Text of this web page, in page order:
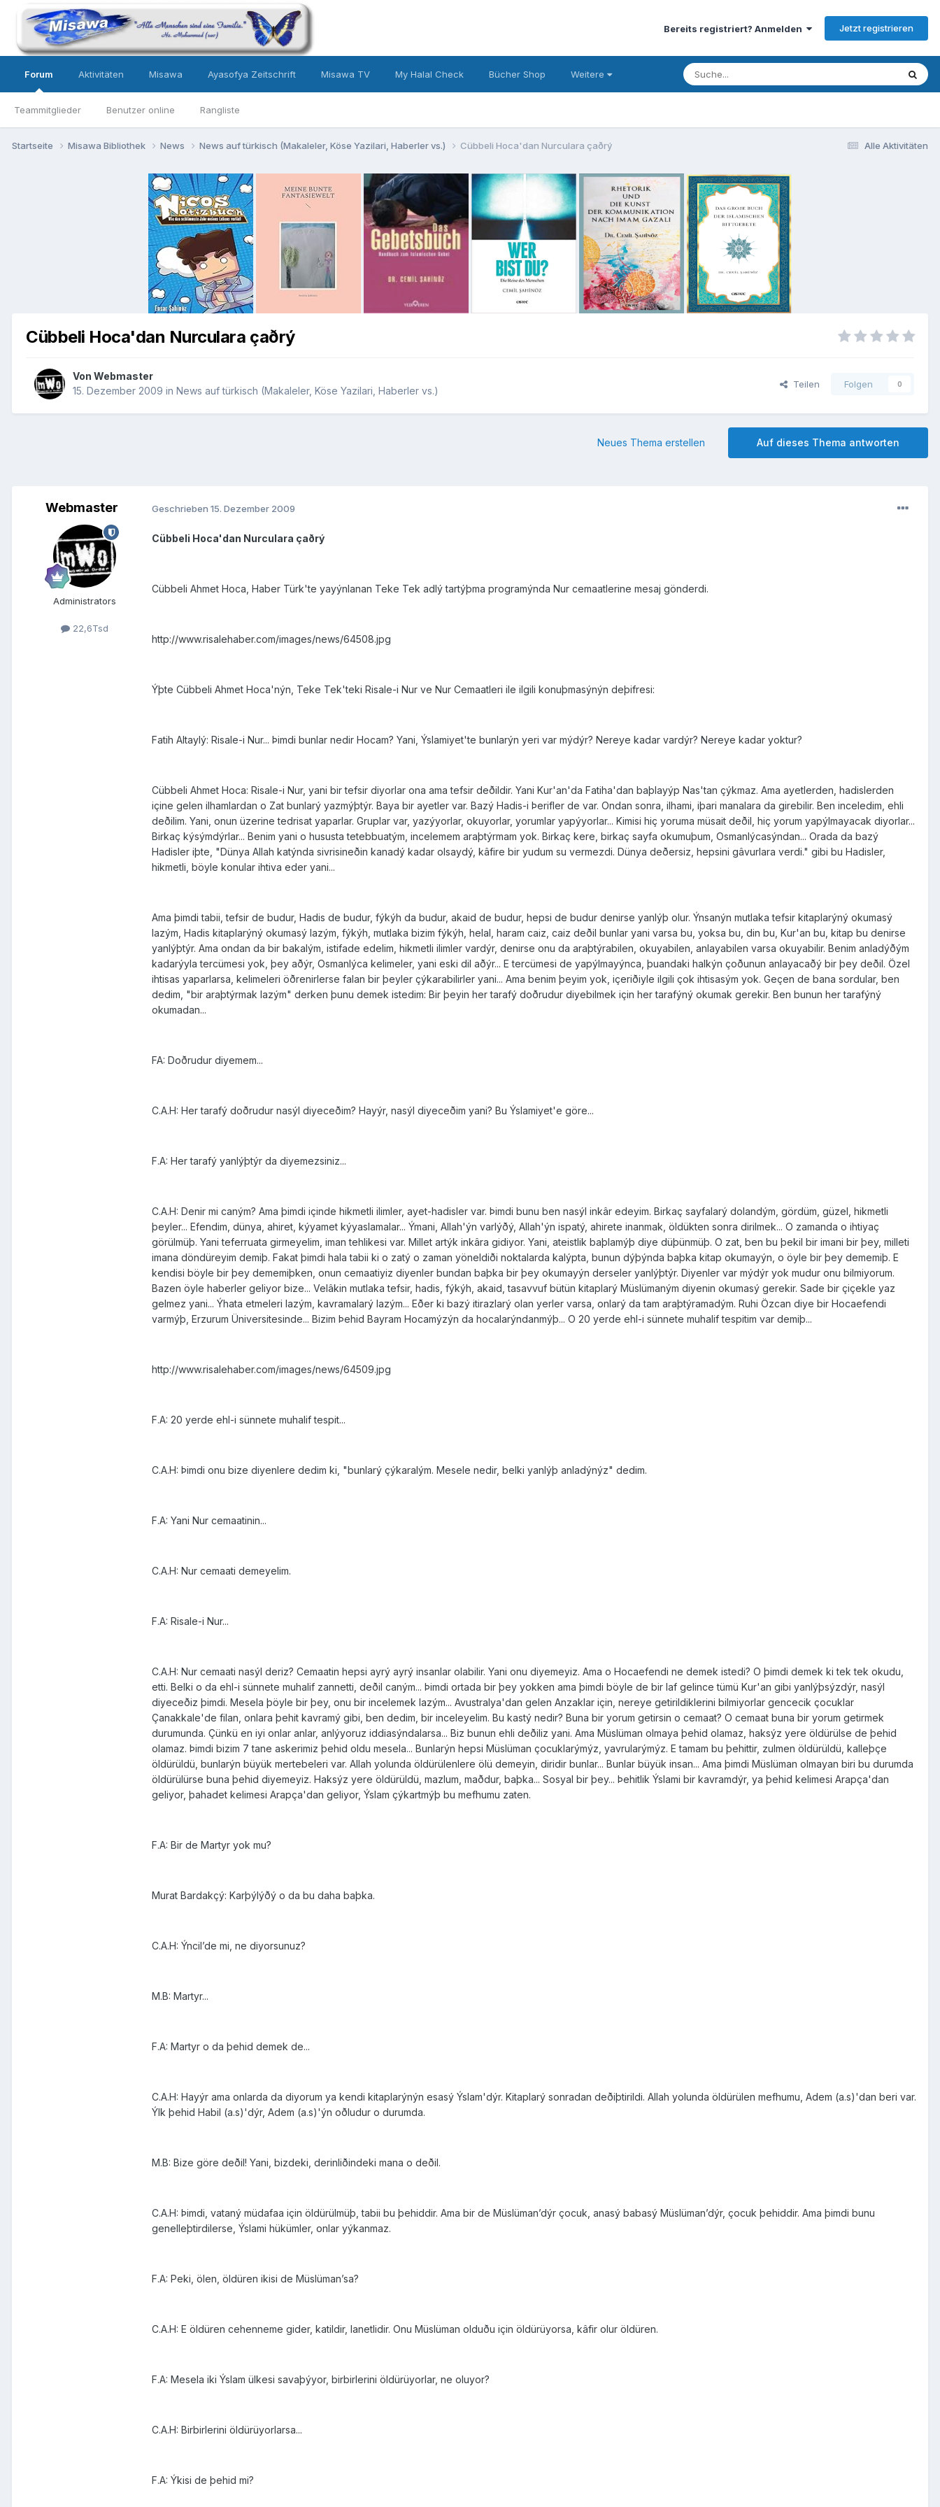
Bereits registriert? Anmelden Jetzt registrieren
Forum
Teammitglieder Benutzer online Rangliste
Aktivitäten Misawa Ayasofya Zeitschrift Misawa TV My Halal Check Bücher Shop Weitere
Alle Aktivitäten
Startseite Misawa Bibliothek News News auf türkisch (Makaleler, Köse Yazilari, Haberler vs.) Cübbeli Hoca'dan Nurculara çaðrý
Cübbeli Hoca'dan Nurculara çaðrý
Von Webmaster
15. Dezember 2009 in News auf türkisch (Makaleler, Köse Yazilari, Haberler vs.)
Teilen Folgen 0
Auf dieses Thema antworten
Neues Thema erstellen
Webmaster
Administrators
22,6Tsd
Geschrieben 15. Dezember 2009
Cübbeli Hoca'dan Nurculara çaðrý
Cübbeli Ahmet Hoca, Haber Türk'te yayýnlanan Teke Tek adlý tartýþma programýnda Nur cemaatlerine mesaj gönderdi.
http://www.risalehaber.com/images/news/64508.jpg
Ýþte Cübbeli Ahmet Hoca'nýn, Teke Tek'teki Risale-i Nur ve Nur Cemaatleri ile ilgili konuþmasýnýn deþifresi:
Fatih Altaylý: Risale-i Nur... Þimdi bunlar nedir Hocam? Yani, Ýslamiyet'te bunlarýn yeri var mýdýr? Nereye kadar vardýr? Nereye kadar yoktur?
Cübbeli Ahmet Hoca: Risale-i Nur, yani bir tefsir diyorlar ona ama tefsir deðildir. Yani Kur'an'da Fatiha'dan baþlayýp Nas'tan çýkmaz. Ama ayetlerden, hadislerden
içine gelen ilhamlardan o Zat bunlarý yazmýþtýr. Baya bir ayetler var. Bazý Hadis-i Þerifler de var. Ondan sonra, ilhami, iþari manalara da girebilir. Ben inceledim, ehli
deðilim. Yani, onun üzerine tedrisat yaparlar. Gruplar var, yazýyorlar, okuyorlar, yorumlar yapýyorlar... Kimisi hiç yoruma müsait deðil, hiç yorum yapýlmayacak diyorlar...
Birkaç kýsýmdýrlar... Benim yani o hususta tetebbuatým, incelemem araþtýrmam yok. Birkaç kere, birkaç sayfa okumuþum, Osmanlýcasýndan... Orada da bazý
Hadisler iþte, "Dünya Allah katýnda sivrisineðin kanadý kadar olsaydý, kâfire bir yudum su vermezdi. Dünya deðersiz, hepsini gâvurlara verdi." gibi bu Hadisler,
hikmetli, böyle konular ihtiva eder yani...
Ama þimdi tabii, tefsir de budur, Hadis de budur, fýkýh da budur, akaid de budur, hepsi de budur denirse yanlýþ olur. Ýnsanýn mutlaka tefsir kitaplarýný okumasý
lazým, Hadis kitaplarýný okumasý lazým, fýkýh, mutlaka bizim fýkýh, helal, haram caiz, caiz deðil bunlar yani varsa bu, yoksa bu, din bu, Kur'an bu, kitap bu denirse
yanlýþtýr. Ama ondan da bir bakalým, istifade edelim, hikmetli ilimler vardýr, denirse onu da araþtýrabilen, okuyabilen, anlayabilen varsa okuyabilir. Benim anladýðým
kadarýyla tercümesi yok, þey aðýr, Osmanlýca kelimeler, yani eski dil aðýr... E tercümesi de yapýlmayýnca, þuandaki halkýn çoðunun anlayacaðý bir þey deðil. Özel
ihtisas yaparlarsa, kelimeleri öðrenirlerse falan bir þeyler çýkarabilirler yani... Ama benim þeyim yok, içeriðiyle ilgili çok ihtisasým yok. Geçen de bana sordular, ben
dedim, "bir araþtýrmak lazým" derken þunu demek istedim: Bir þeyin her tarafý doðrudur diyebilmek için her tarafýný okumak gerekir. Ben bunun her tarafýný
okumadan...
FA: Doðrudur diyemem...
C.A.H: Her tarafý doðrudur nasýl diyeceðim? Hayýr, nasýl diyeceðim yani? Bu Ýslamiyet'e göre...
F.A: Her tarafý yanlýþtýr da diyemezsiniz...
C.A.H: Denir mi caným? Ama þimdi içinde hikmetli ilimler, ayet-hadisler var. Þimdi bunu ben nasýl inkâr edeyim. Birkaç sayfalarý dolandým, gördüm, güzel, hikmetli
þeyler... Efendim, dünya, ahiret, kýyamet kýyaslamalar... Ýmani, Allah'ýn varlýðý, Allah'ýn ispatý, ahirete inanmak, öldükten sonra dirilmek... O zamanda o ihtiyaç
görülmüþ. Yani teferruata girmeyelim, iman tehlikesi var. Millet artýk inkâra gidiyor. Yani, ateistlik baþlamýþ diye düþünmüþ. O zat, ben bu þekil bir imani bir þey, milleti
imana döndüreyim demiþ. Fakat þimdi hala tabii ki o zatý o zaman yöneldiði noktalarda kalýpta, bunun dýþýnda baþka kitap okumayýn, o öyle bir þey dememiþ. E
kendisi böyle bir þey dememiþken, onun cemaatiyiz diyenler bundan baþka bir þey okumayýn derseler yanlýþtýr. Diyenler var mýdýr yok mudur onu bilmiyorum.
Bazen öyle haberler geliyor bize... Velâkin mutlaka tefsir, hadis, fýkýh, akaid, tasavvuf bütün kitaplarý Müslümaným diyenin okumasý gerekir. Sade bir çiçekle yaz
gelmez yani... Ýhata etmeleri lazým, kavramalarý lazým... Eðer ki bazý itirazlarý olan yerler varsa, onlarý da tam araþtýramadým. Ruhi Özcan diye bir Hocaefendi
varmýþ, Erzurum Üniversitesinde... Bizim Þehid Bayram Hocamýzýn da hocalarýndanmýþ... O 20 yerde ehl-i sünnete muhalif tespitim var demiþ...
http://www.risalehaber.com/images/news/64509.jpg
F.A: 20 yerde ehl-i sünnete muhalif tespit...
C.A.H: Þimdi onu bize diyenlere dedim ki, "bunlarý çýkaralým. Mesele nedir, belki yanlýþ anladýnýz" dedim.
F.A: Yani Nur cemaatinin...
C.A.H: Nur cemaati demeyelim.
F.A: Risale-i Nur...
C.A.H: Nur cemaati nasýl deriz? Cemaatin hepsi ayrý ayrý insanlar olabilir. Yani onu diyemeyiz. Ama o Hocaefendi ne demek istedi? O þimdi demek ki tek tek okudu,
etti. Belki o da ehl-i sünnete muhalif zannetti, deðil caným... Þimdi ortada bir þey yokken ama þimdi böyle de bir laf gelince tümü Kur'an gibi yanlýþsýzdýr, nasýl
diyeceðiz þimdi. Mesela þöyle bir þey, onu bir incelemek lazým... Avustralya'dan gelen Anzaklar için, nereye getirildiklerini bilmiyorlar gencecik çocuklar
Çanakkale'de filan, onlara þehit kavramý gibi, ben dedim, bir inceleyelim. Bu kastý nedir? Buna bir yorum getirsin o cemaat? O cemaat buna bir yorum getirmek
durumunda. Çünkü en iyi onlar anlar, anlýyoruz iddiasýndalarsa... Biz bunun ehli deðiliz yani. Ama Müslüman olmaya þehid olamaz, haksýz yere öldürülse de þehid
olamaz. Þimdi bizim 7 tane askerimiz þehid oldu mesela... Bunlarýn hepsi Müslüman çocuklarýmýz, yavrularýmýz. E tamam bu þehittir, zulmen öldürüldü, kalleþçe
öldürüldü, bunlarýn büyük mertebeleri var. Allah yolunda öldürülenlere ölü demeyin, diridir bunlar... Bunlar büyük insan... Ama þimdi Müslüman olmayan biri bu durumda
öldürülürse buna þehid diyemeyiz. Haksýz yere öldürüldü, mazlum, maðdur, baþka... Sosyal bir þey... Þehitlik Ýslami bir kavramdýr, ya þehid kelimesi Arapça'dan
geliyor, þahadet kelimesi Arapça'dan geliyor, Ýslam çýkartmýþ bu mefhumu zaten.
F.A: Bir de Martyr yok mu?
Murat Bardakçý: Karþýlýðý o da bu daha baþka.
C.A.H: Ýncil’de mi, ne diyorsunuz?
M.B: Martyr...
F.A: Martyr o da þehid demek de...
C.A.H: Hayýr ama onlarda da diyorum ya kendi kitaplarýnýn esasý Ýslam'dýr. Kitaplarý sonradan deðiþtirildi. Allah yolunda öldürülen mefhumu, Adem (a.s)'dan beri var.
Ýlk þehid Habil (a.s)'dýr, Adem (a.s)'ýn oðludur o durumda.
M.B: Bize göre deðil! Yani, bizdeki, derinliðindeki mana o deðil.
C.A.H: Þimdi, vataný müdafaa için öldürülmüþ, tabii bu þehiddir. Ama bir de Müslüman’dýr çocuk, anasý babasý Müslüman’dýr, çocuk þehiddir. Ama þimdi bunu
genelleþtirdilerse, Ýslami hükümler, onlar yýkanmaz.
F.A: Peki, ölen, öldüren ikisi de Müslüman’sa?
C.A.H: E öldüren cehenneme gider, katildir, lanetlidir. Onu Müslüman olduðu için öldürüyorsa, kâfir olur öldüren.
F.A: Mesela iki Ýslam ülkesi savaþýyor, birbirlerini öldürüyorlar, ne oluyor?
C.A.H: Birbirlerini öldürüyorlarsa...
F.A: Ýkisi de þehid mi?